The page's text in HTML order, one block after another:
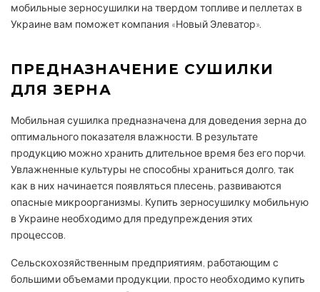
мобильные зерносушилки на твердом топливе и пеллетах в
Украине вам поможет компания «Новый Элеватор».
ПРЕДНАЗНАЧЕНИЕ СУШИЛКИ
ДЛЯ ЗЕРНА
Мобильная сушилка предназначена для доведения зерна до
оптимального показателя влажности. В результате
продукцию можно хранить длительное время без его порчи.
Увлажненные культуры не способны храниться долго, так
как в них начинается появляться плесень, развиваются
опасные микроорганизмы. Купить зерносушилку мобильную
в Украине необходимо для предупреждения этих
процессов.
Сельскохозяйственным предприятиям, работающим с
большими объемами продукции, просто необходимо купить